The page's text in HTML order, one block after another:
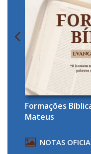
Formações
Mateus
NOTAS